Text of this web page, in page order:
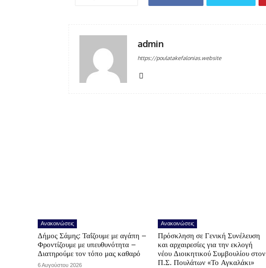
admin
https://poulatakefalonias.website
Ανακοινώσεις
Δήμος Σάμης: Ταΐζουμε με αγάπη –
Φροντίζουμε με υπευθυνότητα –
Διατηρούμε τον τόπο μας καθαρό
6 Αυγούστου 2026
Ανακοινώσεις
Πρόσκληση σε Γενική Συνέλευση
και αρχαιρεσίες για την εκλογή
νέου Διοικητικού Συμβουλίου στον
Π.Σ. Πουλάτων «Το Αγκαλάκι»